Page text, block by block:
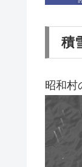
積
昭和村